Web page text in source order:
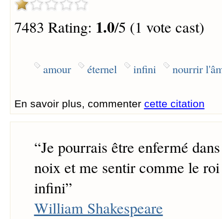
7483 Rating: 1.0/5 (1 vote cast)
amour éternel infini nourrir
En savoir plus, commenter cette citation
“Je pourrais être enfermé
noix et me sentir comme le
infini”
William Shakespeare